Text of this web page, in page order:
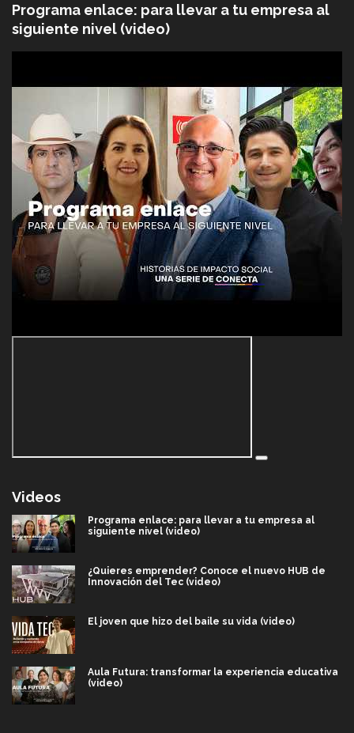
Programa enlace: para llevar a tu empresa al
siguiente nivel (video)
Videos
Programa enlace: para llevar a tu empresa al
siguiente nivel (video)
¿Quieres emprender? Conoce el nuevo HUB de
Innovación del Tec (video)
El joven que hizo del baile su vida (video)
Aula Futura: transformar la experiencia educativa
(video)